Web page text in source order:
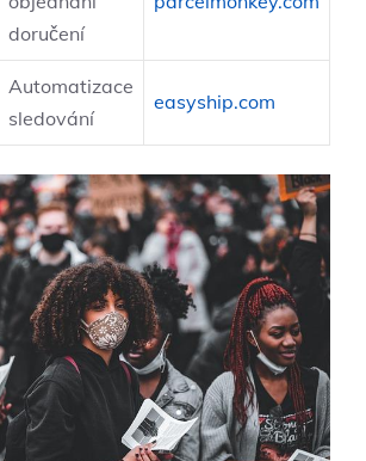
doručení
Automatizace
sledování
easyship.com